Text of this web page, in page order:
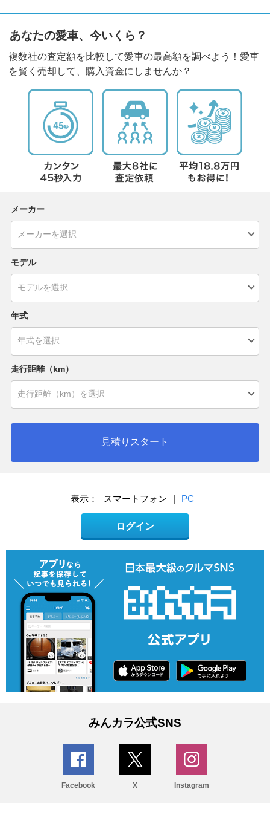
あなたの愛車、今いくら？
複数社の査定額を比較して愛車の最高額を調べよう！愛車
を賢く売却して、購入資金にしませんか？
メーカー
モデル
年式
走行距離（km）
見積りスタート
表示： スマートフォン | PC
ログイン
みんカラ公式SNS
Facebook X Instagram